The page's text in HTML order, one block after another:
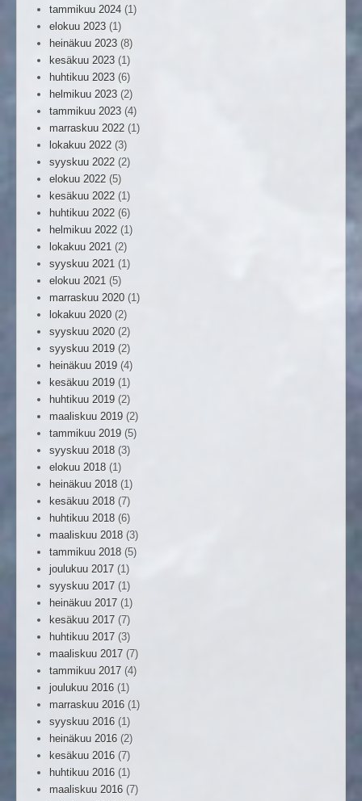
tammikuu 2024 (1)
elokuu 2023 (1)
heinäkuu 2023 (8)
kesäkuu 2023 (1)
huhtikuu 2023 (6)
helmikuu 2023 (2)
tammikuu 2023 (4)
marraskuu 2022 (1)
lokakuu 2022 (3)
syyskuu 2022 (2)
elokuu 2022 (5)
kesäkuu 2022 (1)
huhtikuu 2022 (6)
helmikuu 2022 (1)
lokakuu 2021 (2)
syyskuu 2021 (1)
elokuu 2021 (5)
marraskuu 2020 (1)
lokakuu 2020 (2)
syyskuu 2020 (2)
syyskuu 2019 (2)
heinäkuu 2019 (4)
kesäkuu 2019 (1)
huhtikuu 2019 (2)
maaliskuu 2019 (2)
tammikuu 2019 (5)
syyskuu 2018 (3)
elokuu 2018 (1)
heinäkuu 2018 (1)
kesäkuu 2018 (7)
huhtikuu 2018 (6)
maaliskuu 2018 (3)
tammikuu 2018 (5)
joulukuu 2017 (1)
syyskuu 2017 (1)
heinäkuu 2017 (1)
kesäkuu 2017 (7)
huhtikuu 2017 (3)
maaliskuu 2017 (7)
tammikuu 2017 (4)
joulukuu 2016 (1)
marraskuu 2016 (1)
syyskuu 2016 (1)
heinäkuu 2016 (2)
kesäkuu 2016 (7)
huhtikuu 2016 (1)
maaliskuu 2016 (7)